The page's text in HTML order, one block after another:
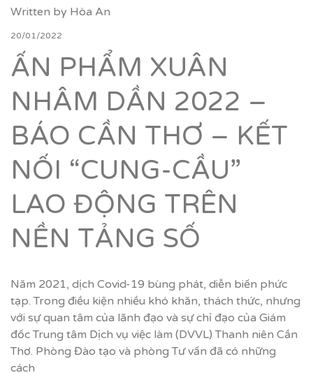
Written by Hòa An
20/01/2022
ẤN PHẨM XUÂN
NHÂM DẦN 2022 –
BÁO CẦN THƠ – KẾT
NỐI “CUNG-CẦU”
LAO ĐỘNG TRÊN
NỀN TẢNG SỐ
Năm 2021, dịch Covid-19 bùng phát, diễn biến phức
tạp. Trong điều kiện nhiều khó khăn, thách thức, nhưng
với sự quan tâm của lãnh đạo và sự chỉ đạo của Giám
đốc Trung tâm Dịch vụ việc làm (DVVL) Thanh niên Cần
Thơ. Phòng Đào tạo và phòng Tư vấn đã có những
cách